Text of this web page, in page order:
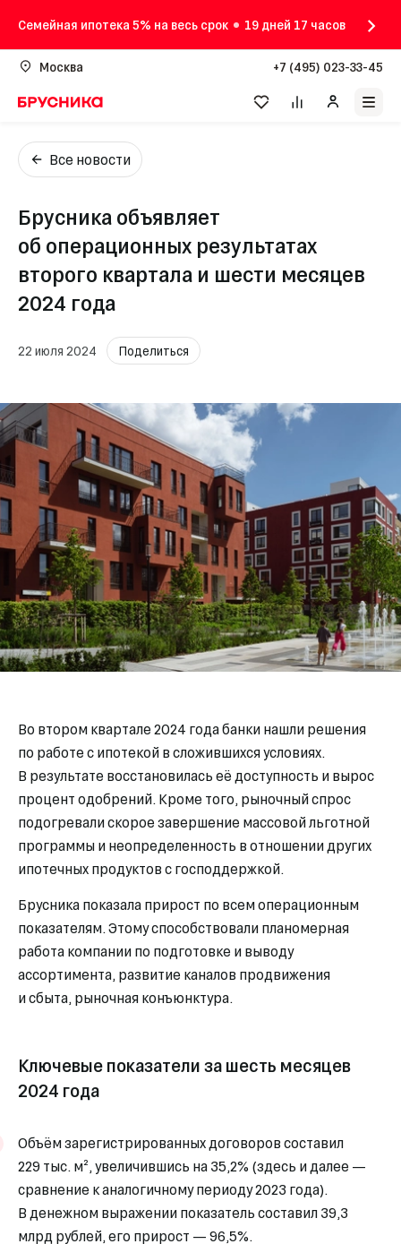
Семейная ипотека 5% на весь срок 19 дней 17 часов
Москва +7 (495) 023-33-45
Все новости
Брусника объявляет
об операционных результатах
второго квартала и шести месяцев
2024 года
22 июля 2024 Поделиться
Во втором квартале 2024 года банки нашли решения
по работе с ипотекой в сложившихся условиях.
В результате восстановилась её доступность и вырос
процент одобрений. Кроме того, рыночный спрос
подогревали скорое завершение массовой льготной
программы и неопределенность в отношении других
ипотечных продуктов с господдержкой.
Брусника показала прирост по всем операционным
показателям. Этому способствовали планомерная
работа компании по подготовке и выводу
ассортимента, развитие каналов продвижения
и сбыта, рыночная конъюнктура.
Ключевые показатели за шесть месяцев
2024 года
Объём зарегистрированных договоров составил
229 тыс. м², увеличившись на 35,2% (здесь и далее —
сравнение к аналогичному периоду 2023 года).
В денежном выражении показатель составил 39,3
млрд рублей, его прирост — 96,5%.